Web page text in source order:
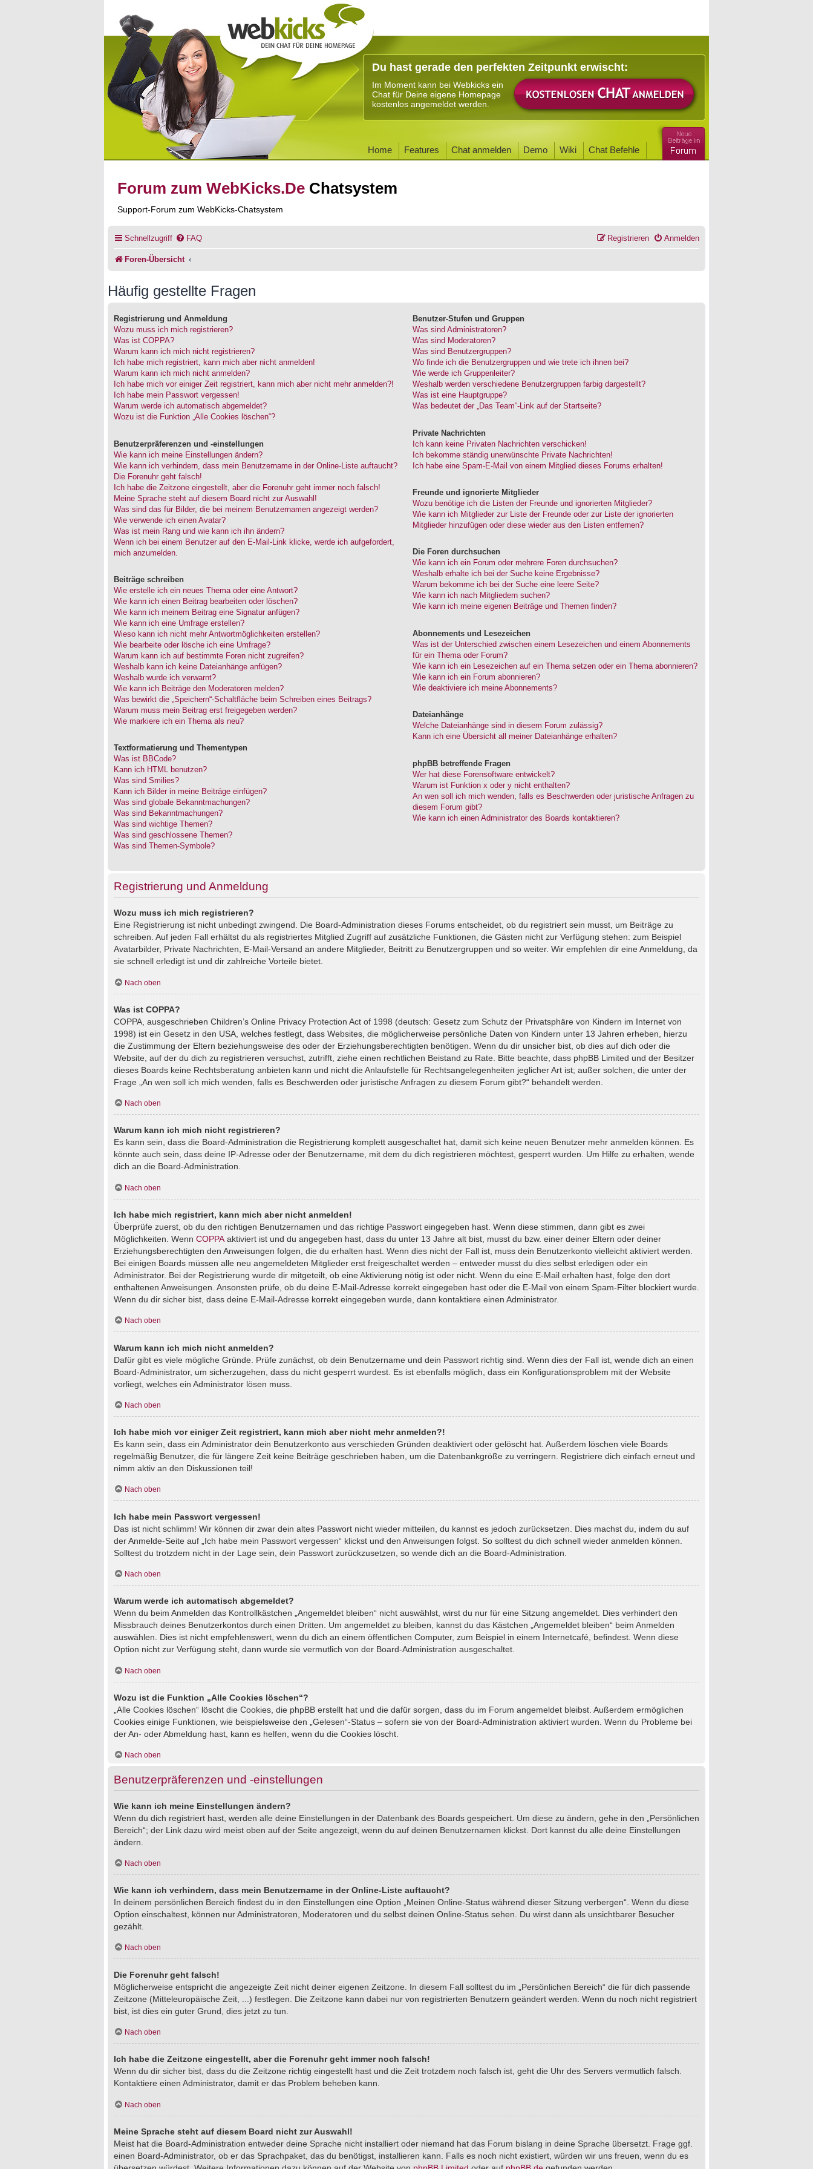
Du hast gerade den perfekten Zeitpunkt erwischt:
Im Moment kann bei Webkicks ein
Chat für Deine eigene Homepage
kostenlos angemeldet werden.
Home Features Chat anmelden Demo Wiki Chat Befehle
Forum zum WebKicks.De Chatsystem
Support-Forum zum WebKicks-Chatsystem
Schnellzugriff FAQ Anmelden
Registrieren
Foren-Übersicht
Häufig gestellte Fragen
Registrierung und Anmeldung
Wozu muss ich mich registrieren?
Was ist COPPA?
Warum kann ich mich nicht registrieren?
Ich habe mich registriert, kann mich aber nicht anmelden!
Warum kann ich mich nicht anmelden?
Ich habe mich vor einiger Zeit registriert, kann mich aber nicht mehr anmelden?!
Ich habe mein Passwort vergessen!
Warum werde ich automatisch abgemeldet?
Wozu ist die Funktion „Alle Cookies löschen“?
Benutzerpräferenzen und -einstellungen
Wie kann ich meine Einstellungen ändern?
Wie kann ich verhindern, dass mein Benutzername in der Online-Liste auftaucht?
Die Forenuhr geht falsch!
Ich habe die Zeitzone eingestellt, aber die Forenuhr geht immer noch falsch!
Meine Sprache steht auf diesem Board nicht zur Auswahl!
Was sind das für Bilder, die bei meinem Benutzernamen angezeigt werden?
Wie verwende ich einen Avatar?
Was ist mein Rang und wie kann ich ihn ändern?
Wenn ich bei einem Benutzer auf den E-Mail-Link klicke, werde ich aufgefordert,
mich anzumelden.
Beiträge schreiben
Wie erstelle ich ein neues Thema oder eine Antwort?
Wie kann ich einen Beitrag bearbeiten oder löschen?
Wie kann ich meinem Beitrag eine Signatur anfügen?
Wie kann ich eine Umfrage erstellen?
Wieso kann ich nicht mehr Antwortmöglichkeiten erstellen?
Wie bearbeite oder lösche ich eine Umfrage?
Warum kann ich auf bestimmte Foren nicht zugreifen?
Weshalb kann ich keine Dateianhänge anfügen?
Weshalb wurde ich verwarnt?
Wie kann ich Beiträge den Moderatoren melden?
Was bewirkt die „Speichern“-Schaltfläche beim Schreiben eines Beitrags?
Warum muss mein Beitrag erst freigegeben werden?
Wie markiere ich ein Thema als neu?
Textformatierung und Thementypen
Was ist BBCode?
Kann ich HTML benutzen?
Was sind Smilies?
Kann ich Bilder in meine Beiträge einfügen?
Was sind globale Bekanntmachungen?
Was sind Bekanntmachungen?
Was sind wichtige Themen?
Was sind geschlossene Themen?
Was sind Themen-Symbole?
Benutzer-Stufen und Gruppen
Was sind Administratoren?
Was sind Moderatoren?
Was sind Benutzergruppen?
Wo finde ich die Benutzergruppen und wie trete ich ihnen bei?
Wie werde ich Gruppenleiter?
Weshalb werden verschiedene Benutzergruppen farbig dargestellt?
Was ist eine Hauptgruppe?
Was bedeutet der „Das Team“-Link auf der Startseite?
Private Nachrichten
Ich kann keine Privaten Nachrichten verschicken!
Ich bekomme ständig unerwünschte Private Nachrichten!
Ich habe eine Spam-E-Mail von einem Mitglied dieses Forums erhalten!
Freunde und ignorierte Mitglieder
Wozu benötige ich die Listen der Freunde und ignorierten Mitglieder?
Wie kann ich Mitglieder zur Liste der Freunde oder zur Liste der ignorierten
Mitglieder hinzufügen oder diese wieder aus den Listen entfernen?
Die Foren durchsuchen
Wie kann ich ein Forum oder mehrere Foren durchsuchen?
Weshalb erhalte ich bei der Suche keine Ergebnisse?
Warum bekomme ich bei der Suche eine leere Seite?
Wie kann ich nach Mitgliedern suchen?
Wie kann ich meine eigenen Beiträge und Themen finden?
Abonnements und Lesezeichen
Was ist der Unterschied zwischen einem Lesezeichen und einem Abonnements
für ein Thema oder Forum?
Wie kann ich ein Lesezeichen auf ein Thema setzen oder ein Thema abonnieren?
Wie kann ich ein Forum abonnieren?
Wie deaktiviere ich meine Abonnements?
Dateianhänge
Welche Dateianhänge sind in diesem Forum zulässig?
Kann ich eine Übersicht all meiner Dateianhänge erhalten?
phpBB betreffende Fragen
Wer hat diese Forensoftware entwickelt?
Warum ist Funktion x oder y nicht enthalten?
An wen soll ich mich wenden, falls es Beschwerden oder juristische Anfragen zu
diesem Forum gibt?
Wie kann ich einen Administrator des Boards kontaktieren?
Registrierung und Anmeldung
Wozu muss ich mich registrieren?
Eine Registrierung ist nicht unbedingt zwingend. Die Board-Administration dieses Forums entscheidet, ob du registriert sein musst, um Beiträge zu
schreiben. Auf jeden Fall erhältst du als registriertes Mitglied Zugriff auf zusätzliche Funktionen, die Gästen nicht zur Verfügung stehen: zum Beispiel
Avatarbilder, Private Nachrichten, E-Mail-Versand an andere Mitglieder, Beitritt zu Benutzergruppen und so weiter. Wir empfehlen dir eine Anmeldung, da
sie schnell erledigt ist und dir zahlreiche Vorteile bietet.
Nach oben
Was ist COPPA?
COPPA, ausgeschrieben Children’s Online Privacy Protection Act of 1998 (deutsch: Gesetz zum Schutz der Privatsphäre von Kindern im Internet von
1998) ist ein Gesetz in den USA, welches festlegt, dass Websites, die möglicherweise persönliche Daten von Kindern unter 13 Jahren erheben, hierzu
die Zustimmung der Eltern beziehungsweise des oder der Erziehungsberechtigten benötigen. Wenn du dir unsicher bist, ob dies auf dich oder die
Website, auf der du dich zu registrieren versuchst, zutrifft, ziehe einen rechtlichen Beistand zu Rate. Bitte beachte, dass phpBB Limited und der Besitzer
dieses Boards keine Rechtsberatung anbieten kann und nicht die Anlaufstelle für Rechtsangelegenheiten jeglicher Art ist; außer solchen, die unter der
Frage „An wen soll ich mich wenden, falls es Beschwerden oder juristische Anfragen zu diesem Forum gibt?“ behandelt werden.
Nach oben
Warum kann ich mich nicht registrieren?
Es kann sein, dass die Board-Administration die Registrierung komplett ausgeschaltet hat, damit sich keine neuen Benutzer mehr anmelden können. Es
könnte auch sein, dass deine IP-Adresse oder der Benutzername, mit dem du dich registrieren möchtest, gesperrt wurden. Um Hilfe zu erhalten, wende
dich an die Board-Administration.
Nach oben
Ich habe mich registriert, kann mich aber nicht anmelden!
Überprüfe zuerst, ob du den richtigen Benutzernamen und das richtige Passwort eingegeben hast. Wenn diese stimmen, dann gibt es zwei
Möglichkeiten. Wenn COPPA aktiviert ist und du angegeben hast, dass du unter 13 Jahre alt bist, musst du bzw. einer deiner Eltern oder deiner
Erziehungsberechtigten den Anweisungen folgen, die du erhalten hast. Wenn dies nicht der Fall ist, muss dein Benutzerkonto vielleicht aktiviert werden.
Bei einigen Boards müssen alle neu angemeldeten Mitglieder erst freigeschaltet werden – entweder musst du dies selbst erledigen oder ein
Administrator. Bei der Registrierung wurde dir mitgeteilt, ob eine Aktivierung nötig ist oder nicht. Wenn du eine E-Mail erhalten hast, folge den dort
enthaltenen Anweisungen. Ansonsten prüfe, ob du deine E-Mail-Adresse korrekt eingegeben hast oder die E-Mail von einem Spam-Filter blockiert wurde.
Wenn du dir sicher bist, dass deine E-Mail-Adresse korrekt eingegeben wurde, dann kontaktiere einen Administrator.
Nach oben
Warum kann ich mich nicht anmelden?
Dafür gibt es viele mögliche Gründe. Prüfe zunächst, ob dein Benutzername und dein Passwort richtig sind. Wenn dies der Fall ist, wende dich an einen
Board-Administrator, um sicherzugehen, dass du nicht gesperrt wurdest. Es ist ebenfalls möglich, dass ein Konfigurationsproblem mit der Website
vorliegt, welches ein Administrator lösen muss.
Nach oben
Ich habe mich vor einiger Zeit registriert, kann mich aber nicht mehr anmelden?!
Es kann sein, dass ein Administrator dein Benutzerkonto aus verschieden Gründen deaktiviert oder gelöscht hat. Außerdem löschen viele Boards
regelmäßig Benutzer, die für längere Zeit keine Beiträge geschrieben haben, um die Datenbankgröße zu verringern. Registriere dich einfach erneut und
nimm aktiv an den Diskussionen teil!
Nach oben
Ich habe mein Passwort vergessen!
Das ist nicht schlimm! Wir können dir zwar dein altes Passwort nicht wieder mitteilen, du kannst es jedoch zurücksetzen. Dies machst du, indem du auf
der Anmelde-Seite auf „Ich habe mein Passwort vergessen“ klickst und den Anweisungen folgst. So solltest du dich schnell wieder anmelden können.
Solltest du trotzdem nicht in der Lage sein, dein Passwort zurückzusetzen, so wende dich an die Board-Administration.
Nach oben
Warum werde ich automatisch abgemeldet?
Wenn du beim Anmelden das Kontrollkästchen „Angemeldet bleiben“ nicht auswählst, wirst du nur für eine Sitzung angemeldet. Dies verhindert den
Missbrauch deines Benutzerkontos durch einen Dritten. Um angemeldet zu bleiben, kannst du das Kästchen „Angemeldet bleiben“ beim Anmelden
auswählen. Dies ist nicht empfehlenswert, wenn du dich an einem öffentlichen Computer, zum Beispiel in einem Internetcafé, befindest. Wenn diese
Option nicht zur Verfügung steht, dann wurde sie vermutlich von der Board-Administration ausgeschaltet.
Nach oben
Wozu ist die Funktion „Alle Cookies löschen“?
„Alle Cookies löschen“ löscht die Cookies, die phpBB erstellt hat und die dafür sorgen, dass du im Forum angemeldet bleibst. Außerdem ermöglichen
Cookies einige Funktionen, wie beispielsweise den „Gelesen“-Status – sofern sie von der Board-Administration aktiviert wurden. Wenn du Probleme bei
der An- oder Abmeldung hast, kann es helfen, wenn du die Cookies löscht.
Nach oben
Benutzerpräferenzen und -einstellungen
Wie kann ich meine Einstellungen ändern?
Wenn du dich registriert hast, werden alle deine Einstellungen in der Datenbank des Boards gespeichert. Um diese zu ändern, gehe in den „Persönlichen
Bereich“; der Link dazu wird meist oben auf der Seite angezeigt, wenn du auf deinen Benutzernamen klickst. Dort kannst du alle deine Einstellungen
ändern.
Nach oben
Wie kann ich verhindern, dass mein Benutzername in der Online-Liste auftaucht?
In deinem persönlichen Bereich findest du in den Einstellungen eine Option „Meinen Online-Status während dieser Sitzung verbergen“. Wenn du diese
Option einschaltest, können nur Administratoren, Moderatoren und du selbst deinen Online-Status sehen. Du wirst dann als unsichtbarer Besucher
gezählt.
Nach oben
Die Forenuhr geht falsch!
Möglicherweise entspricht die angezeigte Zeit nicht deiner eigenen Zeitzone. In diesem Fall solltest du im „Persönlichen Bereich“ die für dich passende
Zeitzone (Mitteleuropäische Zeit, ...) festlegen. Die Zeitzone kann dabei nur von registrierten Benutzern geändert werden. Wenn du noch nicht registriert
bist, ist dies ein guter Grund, dies jetzt zu tun.
Nach oben
Ich habe die Zeitzone eingestellt, aber die Forenuhr geht immer noch falsch!
Wenn du dir sicher bist, dass du die Zeitzone richtig eingestellt hast und die Zeit trotzdem noch falsch ist, geht die Uhr des Servers vermutlich falsch.
Kontaktiere einen Administrator, damit er das Problem beheben kann.
Nach oben
Meine Sprache steht auf diesem Board nicht zur Auswahl!
Meist hat die Board-Administration entweder deine Sprache nicht installiert oder niemand hat das Forum bislang in deine Sprache übersetzt. Frage ggf.
einen Board-Administrator, ob er das Sprachpaket, das du benötigst, installieren kann. Falls es noch nicht existiert, würden wir uns freuen, wenn du es